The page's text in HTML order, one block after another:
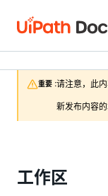
重要 :请注意，此
新发布内容
工作区